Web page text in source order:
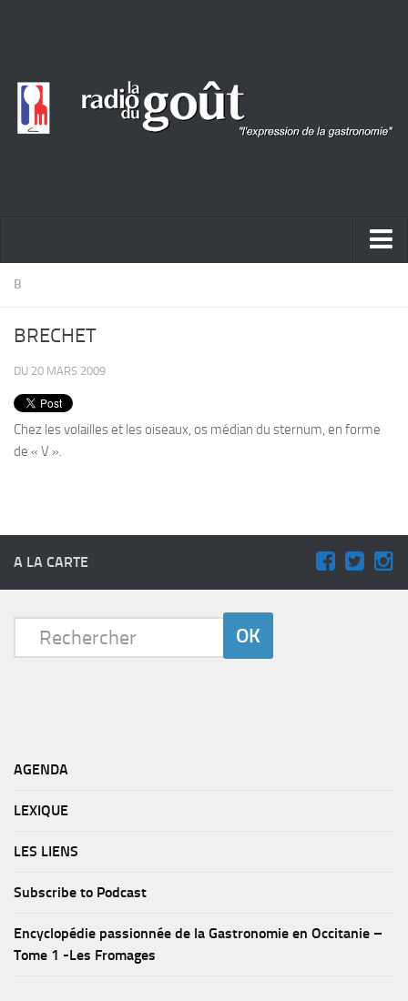
ACTUALITÉ
PRODUITS
RECETTES
Sauces
B
BRECHET
DU 20 MARS 2009
Chez les volailles et les oiseaux, os médian du sternum, en forme
de « V ».
A LA CARTE
AGENDA
LEXIQUE
LES LIENS
Subscribe to Podcast
Encyclopédie passionnée de la Gastronomie en Occitanie –
Tome 1 -Les Fromages